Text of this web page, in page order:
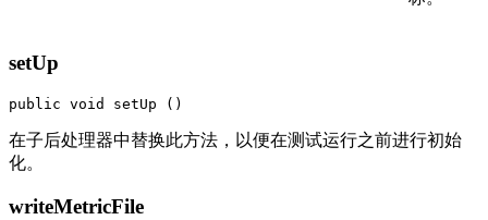
setUp
public void setUp ()
在子后处理器中替换此方法，以便在测试运行之前进行初始
化。
writeMetricFile